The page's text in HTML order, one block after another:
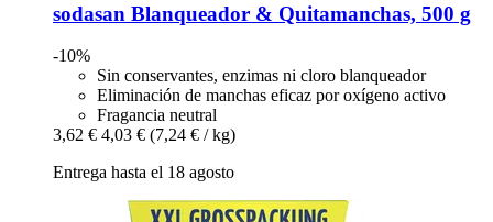
sodasan Blanqueador & Quitamanchas, 500 g
-10%
Sin conservantes, enzimas ni cloro blanqueador
Eliminación de manchas eficaz por oxígeno activo
Fragancia neutral
3,62 € 4,03 € (7,24 € / kg)
Entrega hasta el 18 agosto